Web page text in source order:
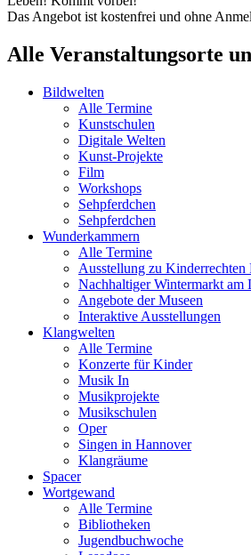
Das Angebot ist kostenfrei und ohne
Alle Veranstaltungsorte
Bildwelten
Alle Termine
Kunstschulen
Digitale Welten
Kunst-Projekte
Film
Workshops
Sehpferdchen
Sehpferdchen
Wunderkammern
Alle Termine
Ausstellung zu Kinderrechten
Nachhaltiger Wintermarkt am
Angebote der Museen
Interaktive Ausstellungen
Klangwelten
Alle Termine
Konzerte für Kinder
Musik In
Musikprojekte
Musikschulen
Oper
Singen in Hannover
Klangräume
Spacer
Wortgewand
Alle Termine
Bibliotheken
Jugendbuchwoche